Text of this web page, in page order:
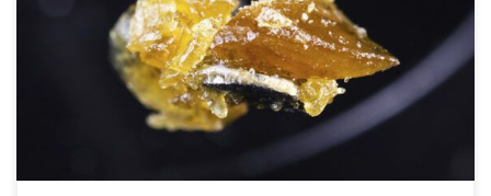
odpowiada za psychoaktywne działanie marihuany. Jeśli czytałeś
opisy odmian konopi, z pewnością zauważyłeś, że zawartość THC
jest jednym z najważniejszych parametrów. Choć konopie
wykorzystywano od tysięcy lat, sam THC został odkryty dopiero